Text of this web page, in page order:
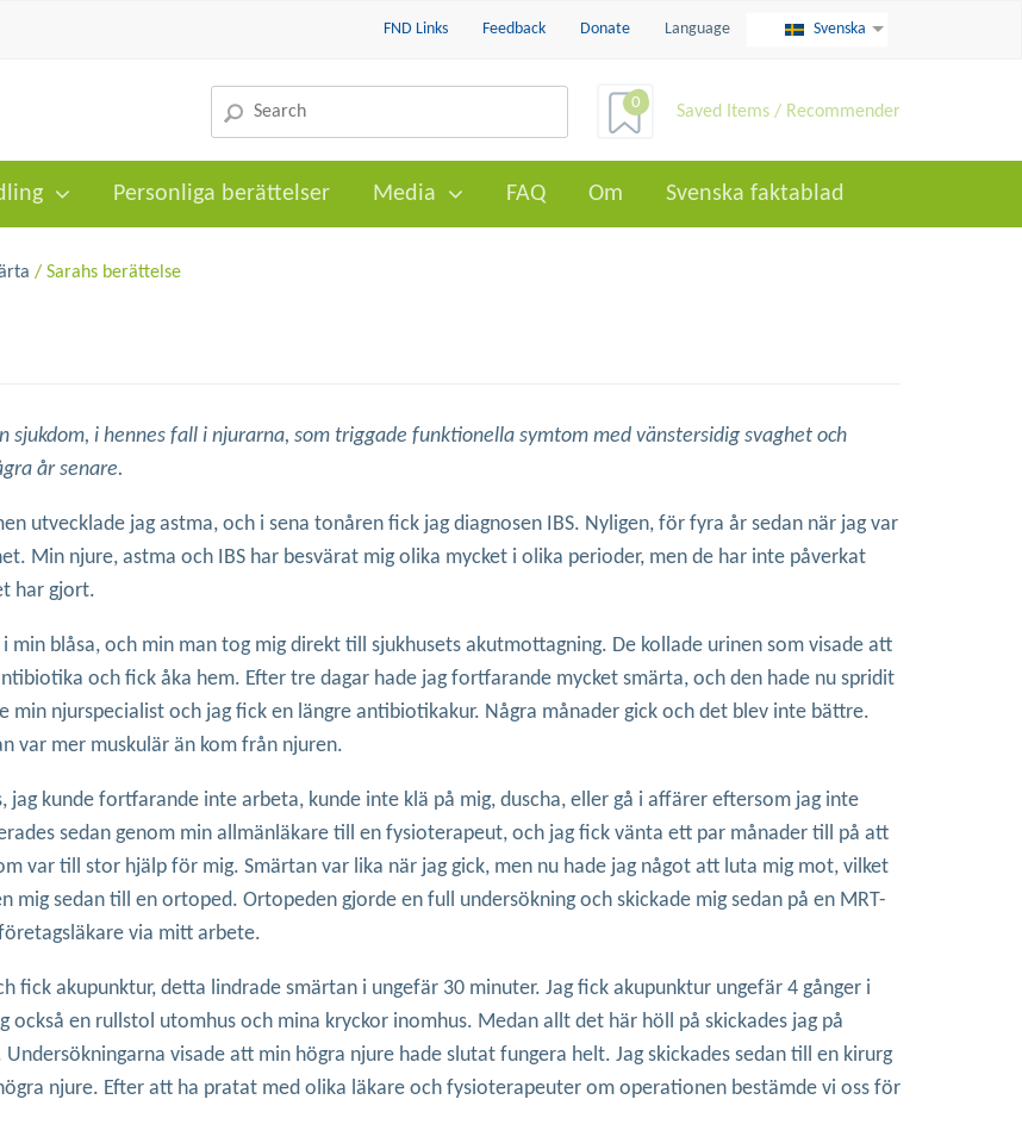
FND Links Feedback Donate Language Svenska
0 Saved Items / Recommender
Personliga berättelser Media FAQ Om Svenska faktablad
/ Sarahs berättelse
sjukdom, i hennes fall i njurarna, som triggade funktionella symtom med vänstersidig svaghet och
år senare.
utvecklade jag astma, och i sena tonåren fick jag diagnosen IBS. Nyligen, för fyra år sedan när jag var
Min njure, astma och IBS har besvärat mig olika mycket i olika perioder, men de har inte påverkat
har gjort.
min blåsa, och min man tog mig direkt till sjukhusets akutmottagning. De kollade urinen som visade att
och fick åka hem. Efter tre dagar hade jag fortfarande mycket smärta, och den hade nu spridit
njurspecialist och jag fick en längre antibiotikakur. Några månader gick och det blev inte bättre.
var mer muskulär än kom från njuren.
kunde fortfarande inte arbeta, kunde inte klä på mig, duscha, eller gå i affärer eftersom jag inte
sedan genom min allmänläkare till en fysioterapeut, och jag fick vänta ett par månader till på att
var till stor hjälp för mig. Smärtan var lika när jag gick, men nu hade jag något att luta mig mot, vilket
sedan till en ortoped. Ortopeden gjorde en full undersökning och skickade mig sedan på en MRT-
via mitt arbete.
fick akupunktur, detta lindrade smärtan i ungefär 30 minuter. Jag fick akupunktur ungefär 4 gånger i
också en rullstol utomhus och mina kryckor inomhus. Medan allt det här höll på skickades jag på
visade att min högra njure hade slutat fungera helt. Jag skickades sedan till en kirurg
njure. Efter att ha pratat med olika läkare och fysioterapeuter om operationen bestämde vi oss för